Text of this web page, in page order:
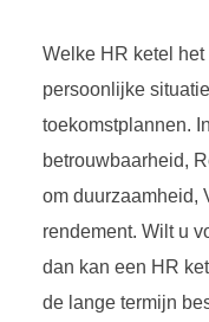
Welke HR ketel
persoonlijke
toekomstplannen.
betrouwbaarheid,
om duurzaamheid,
rendement. Wilt u
dan kan een HR
de lange termijn